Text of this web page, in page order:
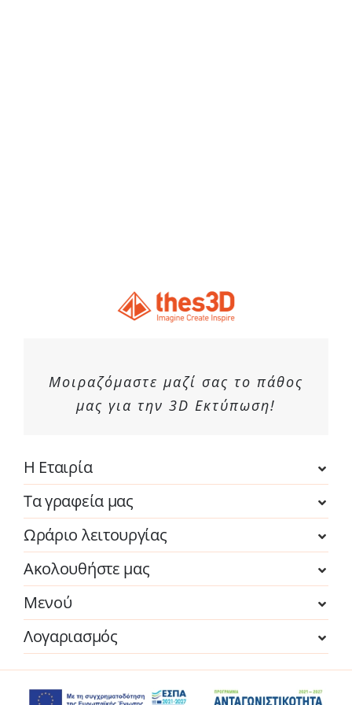
Μοιραζόμαστε μαζί σας το πάθος
μας για την 3D Εκτύπωση!
Η Εταιρία
Τα γραφεία μας
Ωράριο λειτουργίας
Ακολουθήστε μας
Μενού
Λογαριασμός